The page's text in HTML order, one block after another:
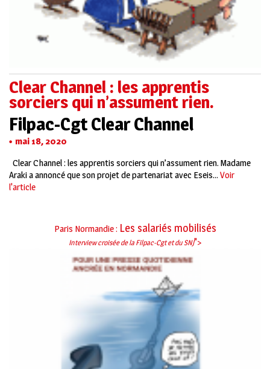
Clear Channel : les apprentis
sorciers qui n’assument rien.
Filpac-Cgt Clear Channel
mai 18, 2020
Clear Channel : les apprentis sorciers qui n’assument rien. Madame
Araki a annoncé que son projet de partenariat avec Eseis... Voir
l'article
Paris Normandie : Les salariés mobilisés
Interview croisée de la Filpac-Cgt et du SNJ">